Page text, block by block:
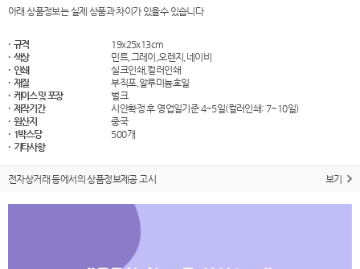
아래 상품정보는 실제 상품과 차이가 있을수 있습니다
· 규격
19x25x13cm
· 색상
민트,그레이,오렌지,네이비
· 인쇄
실크인쇄,컬러인쇄
· 재질
부직포,알루미늄호일
· 케이스 및 포장
벌크
· 제작기간
시안확정 후 영업일기준 4~5일(컬러인쇄: 7~10일)
· 원산지
중국
· 1박스당
500개
· 기타사항
전자상거래 등에서의 상품정보제공 고시 보기